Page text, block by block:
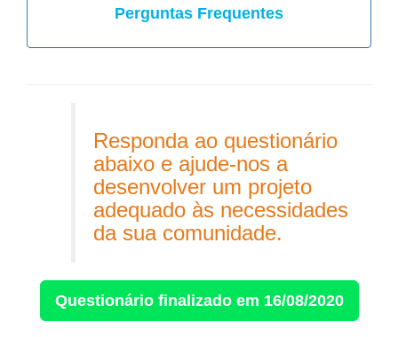
Perguntas Frequentes
Responda ao questionário
abaixo e ajude-nos a
desenvolver um projeto
adequado às necessidades
da sua comunidade.
Questionário finalizado em 16/08/2020